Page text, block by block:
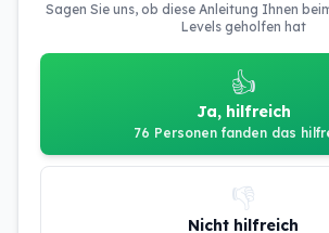
Sagen Sie uns, ob diese Anleitung Ihnen
Levels geholfen hat
👍
Ja, hilfreich
76 Personen fanden das
👎
Nicht hilfreich